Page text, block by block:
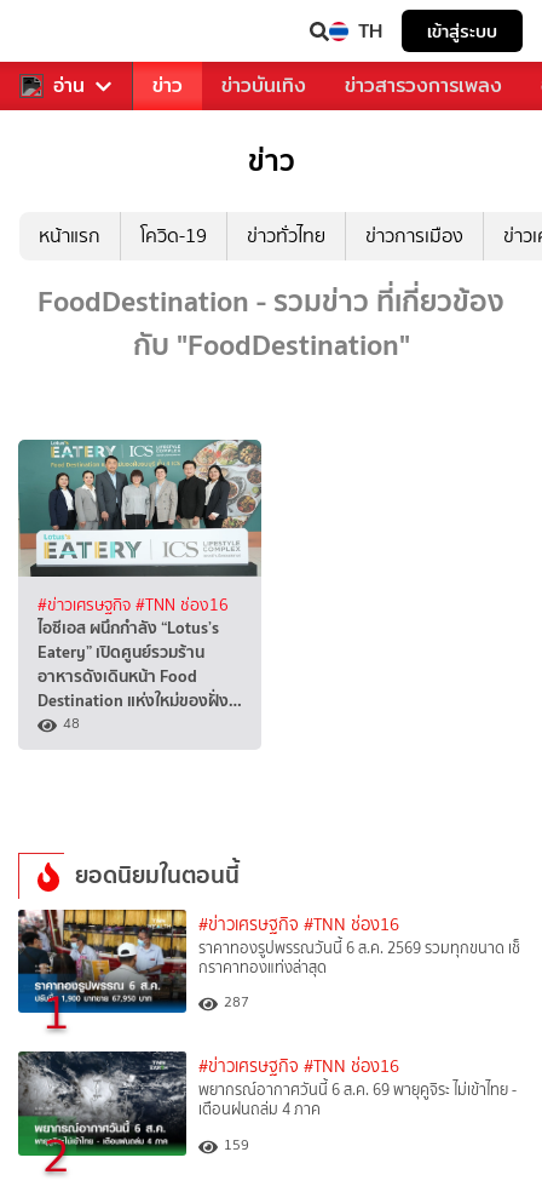
TH เข้าสู่ระบบ
อ่าน
คุณ กีฬา ข่าว ข่าวบันเทิง ข่าวสารวงการเพลง
ข่าว
หน้าแรก โควิด-19 ข่าวทั่วไทย ข่าวการเมือง ข่าว
FoodDestination - รวมข่าว ที่เกี่ยวข้อง
กับ "FoodDestination"
#ข่าวเศรษฐกิจ #TNN ช่อง16
ไอซีเอส ผนึกกำลัง “Lotus’s
Eatery” เปิดศูนย์รวมร้าน
อาหารดังเดินหน้า Food
Destination แห่งใหม่ของฝั่ง…
48
ยอดนิยมในตอนนี้
1
#ข่าวเศรษฐกิจ #TNN ช่อง16
ราคาทองรูปพรรณวันนี้ 6 ส.ค. 2569 รวมทุกขนาด เช็
กราคาทองแท่งล่าสุด
287
2
#ข่าวเศรษฐกิจ #TNN ช่อง16
พยากรณ์อากาศวันนี้ 6 ส.ค. 69 พายุคูจิระ ไม่เข้าไทย -
เตือนฝนถล่ม 4 ภาค
159